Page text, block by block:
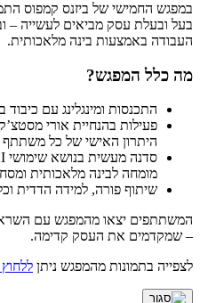
במפגש החמישי של ביזנס קמפוס
בעל ובעלת עסק מביאים לעשייה –
העבודה באמצעות בינה מלאכותית.
מה כלל המפגש?
התכנסות ומינגלינג עם כיבוד
פעילות בהנחיית אורי
היתרון האישי של כל משתתף
מומחה לבינה מלאכותית
שיתוף פורה, למידה הדדית
המשתתפים יצאו מהמפגש עם
– שמקדמים את העסק קדימה.
לצפייה בתמונות מהמפגש ניתן